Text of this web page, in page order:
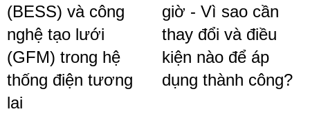
(BESS) và công
nghệ tạo lưới
(GFM) trong hệ
thống điện tương
lai
giờ - Vì sao cần
thay đổi và điều
kiện nào để áp
dụng thành công?